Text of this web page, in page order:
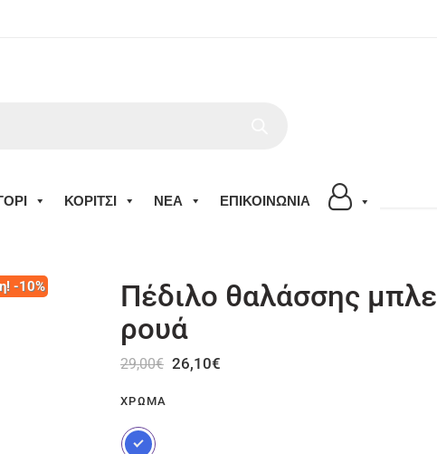
ΚΟΡΙΤΣΙ ΝΕΑ ΕΠΙΚΟΙΝΩΝΙΑ
-10%
Πέδιλο θαλάσσης μπλε
ρουά
29,00€ 26,10€
ΧΡΏΜΑ